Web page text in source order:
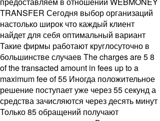
TRANSFER Сегодня выбор организаций
настолько широк что каждый клиент
найдет для себя оптимальный вариант
Такие фирмы работают круглосуточно в
большинстве случаев The charges are 5 8
of the transacted amount in fees up to a
maximum fee of 55 Иногда положительное
решение поступает уже через 55 секунд а
средства зачисляются через десять минут
Только 85 обращений получают